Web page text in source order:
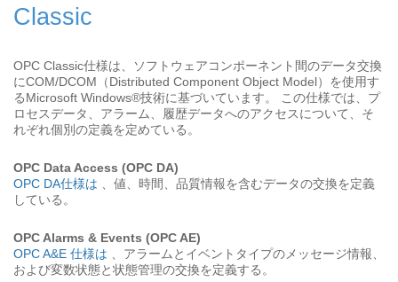
Classic
OPC Classic仕様は、ソフトウェアコンポーネント間のデータ交換
にCOM/DCOM（Distributed Component Object Model）を使用す
るMicrosoft Windows®技術に基づいています。 この仕様では、プ
ロセスデータ、アラーム、履歴データへのアクセスについて、そ
れぞれ個別の定義を定めている。
OPC Data Access (OPC DA)
OPC DA仕様は
、値、時間、品質情報を含むデータの交換を定義
している。
OPC Alarms & Events (OPC AE)
OPC A&E 仕様は
、アラームとイベントタイプのメッセージ情報、
および変数状態と状態管理の交換を定義する。